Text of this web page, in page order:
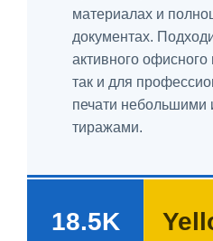
материалах и
документах.
активного офисного
так и для
печати небольшими
тиражами.
18.5K